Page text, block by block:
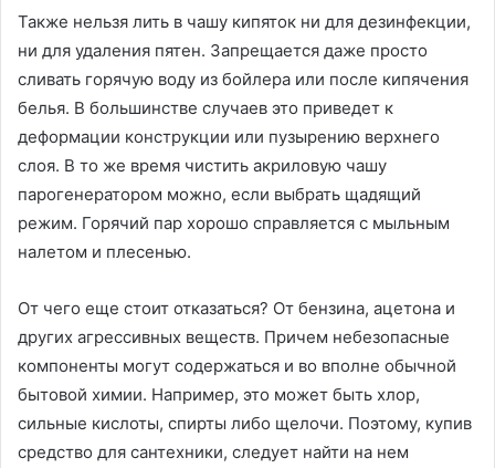
Также нельзя лить в чашу кипяток ни для дезинфекции,
ни для удаления пятен. Запрещается даже просто
сливать горячую воду из бойлера или после кипячения
белья. В большинстве случаев это приведет к
деформации конструкции или пузырению верхнего
слоя. В то же время чистить акриловую чашу
парогенератором можно, если выбрать щадящий
режим. Горячий пар хорошо справляется с мыльным
налетом и плесенью.
От чего еще стоит отказаться? От бензина, ацетона и
других агрессивных веществ. Причем небезопасные
компоненты могут содержаться и во вполне обычной
бытовой химии. Например, это может быть хлор,
сильные кислоты, спирты либо щелочи. Поэтому, купив
средство для сантехники, следует найти на нем